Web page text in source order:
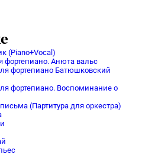
(Piano+Vocal)
фортепиано. Анюта вальс
фортепиано Батюшковский
фортепиано. Воспоминание о
(Партитура для оркестра)